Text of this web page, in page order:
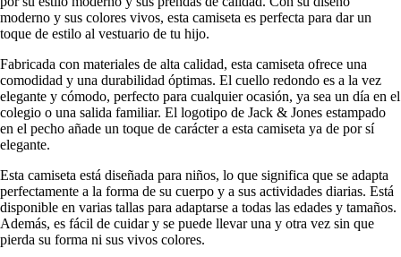
moderno y sus colores vivos, esta camiseta es perfecta para dar un
toque de estilo al vestuario de tu hijo.
Fabricada con materiales de alta calidad, esta camiseta ofrece una
comodidad y una durabilidad óptimas. El cuello redondo es a la vez
elegante y cómodo, perfecto para cualquier ocasión, ya sea un día en el
colegio o una salida familiar. El logotipo de Jack & Jones estampado
en el pecho añade un toque de carácter a esta camiseta ya de por sí
elegante.
Esta camiseta está diseñada para niños, lo que significa que se adapta
perfectamente a la forma de su cuerpo y a sus actividades diarias. Está
disponible en varias tallas para adaptarse a todas las edades y tamaños.
Además, es fácil de cuidar y se puede llevar una y otra vez sin que
pierda su forma ni sus vivos colores.